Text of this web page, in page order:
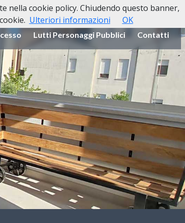
Lutti Personaggi Pubblici Contatti
nella cookie policy. Chiudendo questo banner,
Ulteriori informazioni OK